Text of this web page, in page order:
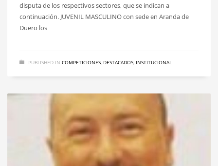
disputa de los respectivos sectores, que se indican a
continuación. JUVENIL MASCULINO con sede en Aranda de
Duero los
PUBLISHED IN COMPETICIONES DESTACADOS INSTITUCIONAL